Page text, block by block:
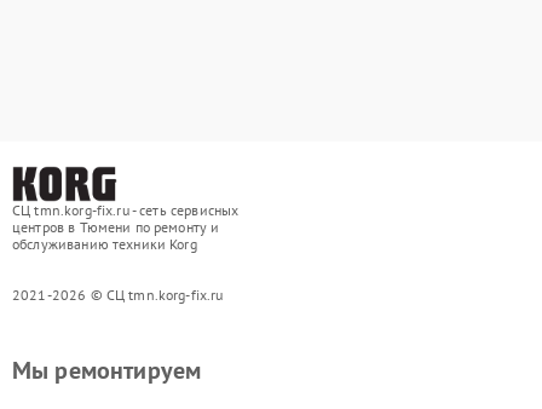
СЦ tmn.korg-fix.ru - сеть сервисных
центров в Тюмени по ремонту и
обслуживанию техники Korg
2021-2026 © СЦ tmn.korg-fix.ru
Мы ремонтируем